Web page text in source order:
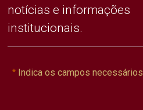
notícias e informações
institucionais.
Indica os campos necessários